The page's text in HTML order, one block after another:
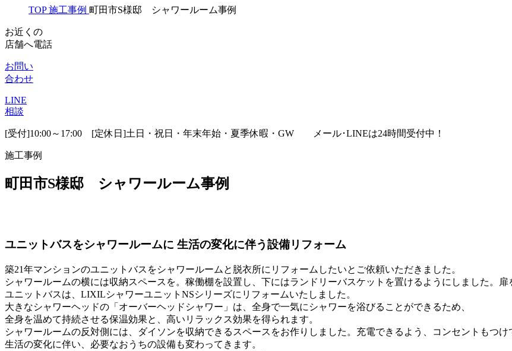
TOP 施工事例 町田市S様邸 シャワールーム事例
お近くの
店舗へ電話
お問い
合わせ
LINE
相談
[受付]10:00～17:00 [定休日]土日・祝日・年末年始・夏季休暇・GW メール･LINEは24時間受付中！
施工事例
町田市S様邸 シャワールーム事例
ユニットバスをシャワールームに 生活の変化に伴う設備リフォーム
築21年マンションのユニットバスをシャワールームと脱衣所にリフォームしたいとご依頼いただきました。
シャワールームの横には収納スペースを。稼働棚を設置し、下にはランドリーバスケットを置けるようにしました。扉
ユニットバスは、LIXILシャワーユニットNSシリーズにリフォームいたしました。
大きなシャワーヘッドの「オーバーヘッドシャワー」は、全身で一気にシャワーを浴びることができるため、
全身を温めて持続させる保温効果と、高いリラックス効果を得られます。
シャワールームの反対側には、ダイソンを収納できるスペースをお作りしました。充電できるよう、コンセントもつけ
生活の変化に伴い、必要なおうちの設備も変わってきます。